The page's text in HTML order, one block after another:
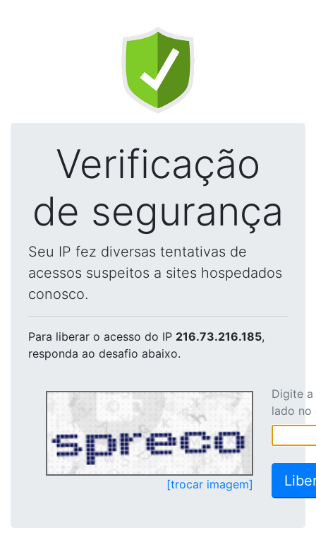
Verificação
de segurança
Seu IP fez diversas tentativas de
acessos suspeitos a sites hospedados
conosco.
Para liberar o acesso do IP 216.73.216.185,
responda ao desafio abaixo.
[trocar imagem]
Digite
lado no